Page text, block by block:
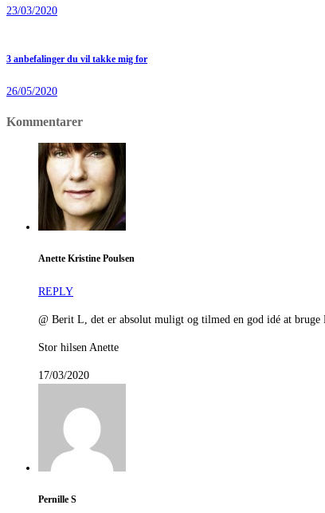
23/03/2020
3 anbefalinger du vil takke mig for
26/05/2020
Kommentarer
Anette Kristine Poulsen
REPLY
@ Berit L, det er absolut muligt og tilmed en god idé at
Stor hilsen Anette
17/03/2020
Pernille S